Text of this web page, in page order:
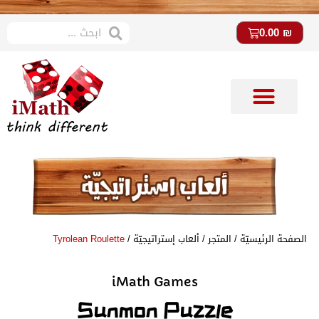
0.00₪
الصفحة الرئيسيّة/ المتجر/ألعاب إستراتيجيّة/
Tyrolean Roulette
iMath Games
Sunmon Puzzle